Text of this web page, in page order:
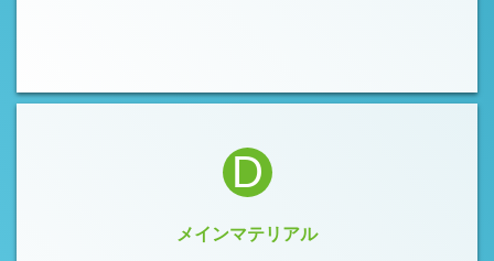
D
メインマテリアル